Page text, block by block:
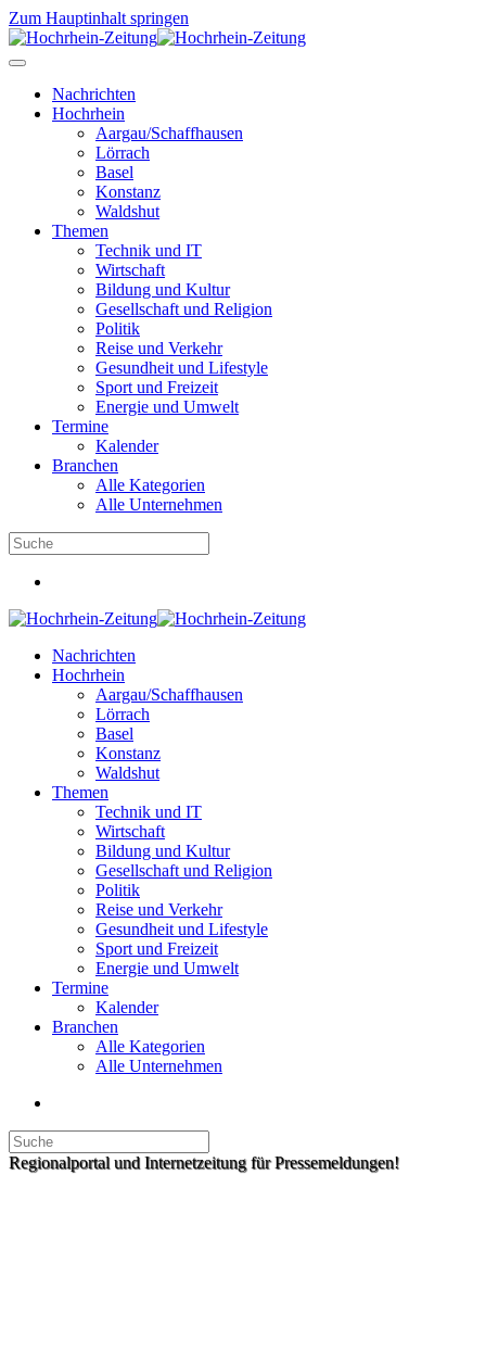
Zum Hauptinhalt springen
Nachrichten
Hochrhein
Aargau/Schaffhausen
Lörrach
Basel
Konstanz
Waldshut
Themen
Technik und IT
Wirtschaft
Bildung und Kultur
Gesellschaft und Religion
Politik
Reise und Verkehr
Gesundheit und Lifestyle
Sport und Freizeit
Energie und Umwelt
Termine
Kalender
Branchen
Alle Kategorien
Alle Unternehmen
Nachrichten
Hochrhein
Aargau/Schaffhausen
Lörrach
Basel
Konstanz
Waldshut
Themen
Technik und IT
Wirtschaft
Bildung und Kultur
Gesellschaft und Religion
Politik
Reise und Verkehr
Gesundheit und Lifestyle
Sport und Freizeit
Energie und Umwelt
Termine
Kalender
Branchen
Alle Kategorien
Alle Unternehmen
Regionalportal und Internetzeitung für Pressemeldungen!